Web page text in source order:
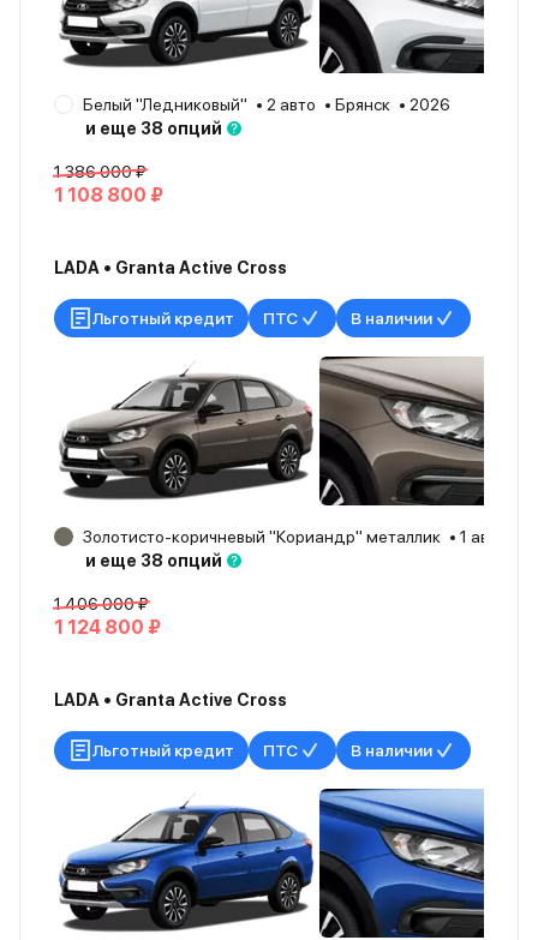
Белый "Ледниковый" 2 авто Брянск
2026
и еще 38 опций
1 386 000 ₽
1 108 800 ₽
LADA • Granta Active Cross
Льготный кредит ПТС В наличии
Золотисто-коричневый "Кориандр" металлик 1 авто
и еще 38 опций
1 406 000 ₽
1 124 800 ₽
LADA • Granta Active Cross
Льготный кредит ПТС В наличии